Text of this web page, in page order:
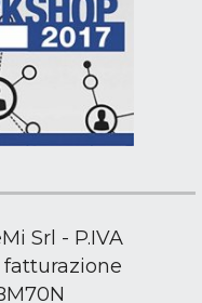
Srl - P.IVA
fatturazione